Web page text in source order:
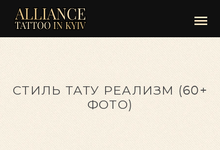
СТИЛЬ ТАТУ РЕАЛИЗМ (60+
ФОТО)